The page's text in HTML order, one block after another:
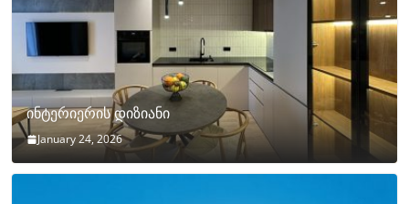
ინტერიერის დიზიანი
January 24, 2026